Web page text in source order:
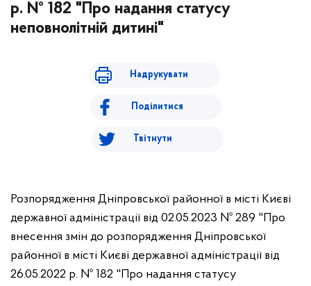
р. № 182 "Про надання статусу
неповнолітній дитині"
Надрукувати
Поділитися
Твітнути
Розпорядження Дніпровської районної в місті Києві
державної адміністрації від 02.05.2023 № 289 "Про
внесення змін до розпорядження Дніпровської
районної в місті Києві державної адміністрації від
26.05.2022 р. № 182 "Про надання статусу